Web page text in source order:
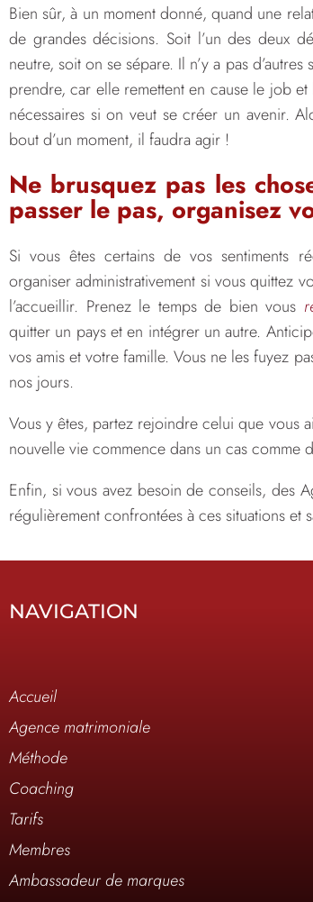
Bien sûr, à un moment donné, quand une
de grandes décisions. Soit l’un des deux
neutre, soit on se sépare. Il n’y a pas
prendre, car elle remettent en cause le job
nécessaires si on veut se créer un avenir.
bout d’un moment, il faudra agir !
Ne brusquez pas les
passer le pas, organisez
Si vous êtes certains de vos sentiments
organiser administrativement si vous quittez
l’accueillir. Prenez le temps de bien vous
quitter un pays et en intégrer un autre.
vos amis et votre famille. Vous ne les fuyez
nos jours.
Vous y êtes, partez rejoindre celui que vous
nouvelle vie commence dans un cas comme
Enfin, si vous avez besoin de conseils, des
régulièrement confrontées à ces situations et
NAVIGATION
Accueil
Agence matrimoniale
Méthode
Coaching
Tarifs
Membres
Ambassadeur de marques